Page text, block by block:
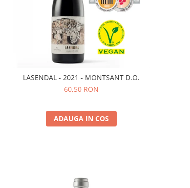
LASENDAL - 2021 - MONTSANT D.O.
60,50 RON
ADAUGA IN COS